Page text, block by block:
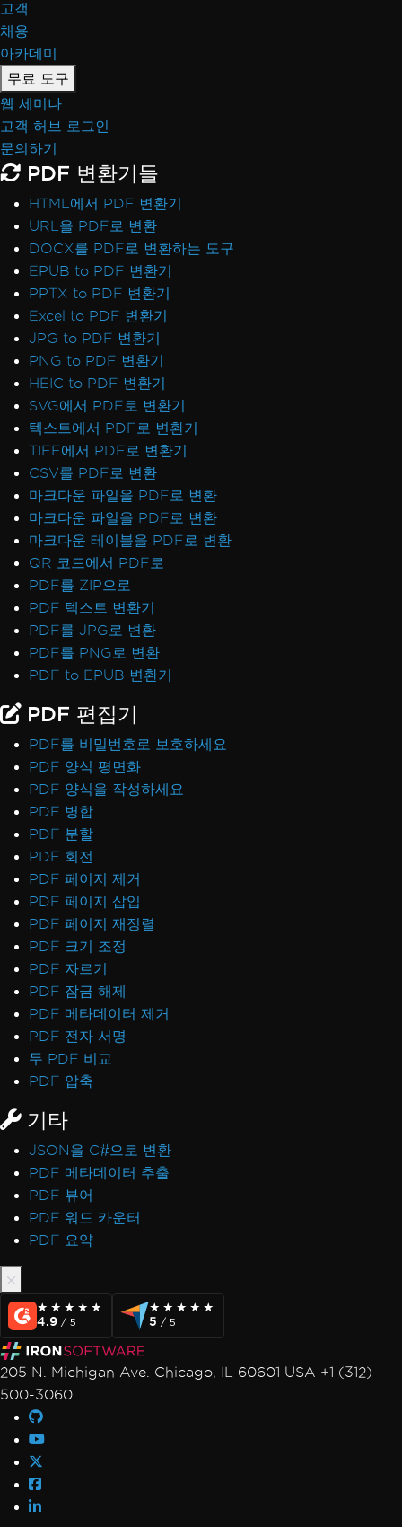
고객
채용
아카데미
무료 도구
웹 세미나
고객 허브 로그인
문의하기
PDF 변환기들
HTML에서 PDF 변환기
URL을 PDF로 변환
DOCX를 PDF로 변환하는 도구
EPUB to PDF 변환기
PPTX to PDF 변환기
Excel to PDF 변환기
JPG to PDF 변환기
PNG to PDF 변환기
HEIC to PDF 변환기
SVG에서 PDF로 변환기
텍스트에서 PDF로 변환기
TIFF에서 PDF로 변환기
CSV를 PDF로 변환
마크다운 파일을 PDF로 변환
마크다운 파일을 PDF로 변환
마크다운 테이블을 PDF로 변환
QR 코드에서 PDF로
PDF를 ZIP으로
PDF 텍스트 변환기
PDF를 JPG로 변환
PDF를 PNG로 변환
PDF to EPUB 변환기
PDF 편집기
PDF를 비밀번호로 보호하세요
PDF 양식 평면화
PDF 양식을 작성하세요
PDF 병합
PDF 분할
PDF 회전
PDF 페이지 제거
PDF 페이지 삽입
PDF 페이지 재정렬
PDF 크기 조정
PDF 자르기
PDF 잠금 해제
PDF 메타데이터 제거
PDF 전자 서명
두 PDF 비교
PDF 압축
기타
JSON을 C#으로 변환
PDF 메타데이터 추출
PDF 뷰어
PDF 워드 카운터
PDF 요약
★★★★★
★★★★★
4.9 / 5
★★★★★
★★★★★
5 / 5
205 N. Michigan Ave. Chicago, IL 60601 USA +1 (312)
500-3060